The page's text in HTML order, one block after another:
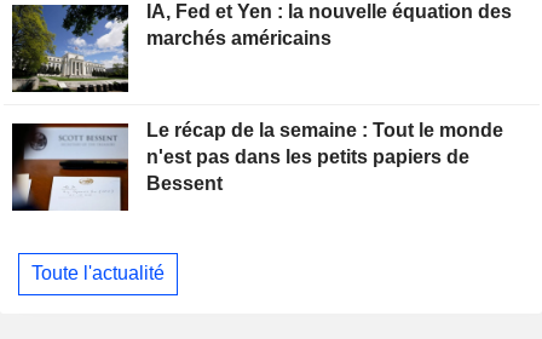
IA, Fed et Yen : la nouvelle équation des
marchés américains
Le récap de la semaine : Tout le monde
n'est pas dans les petits papiers de
Bessent
Toute l'actualité